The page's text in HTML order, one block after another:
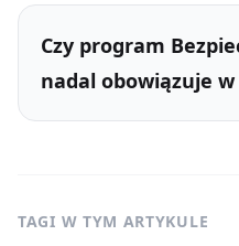
Czy program
nadal obowiązuje w
TAGI W TYM ARTYKULE